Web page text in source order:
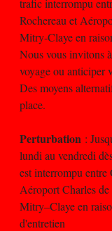
trafic interrompu
Rochereau et
Mitry-Claye en
Nous vous invitons
voyage ou anticiper
Des moyens
place.
Perturbation :
lundi au vendredi
est interrompu
Aéroport Charles
Mitry–Claye en
d'entretien